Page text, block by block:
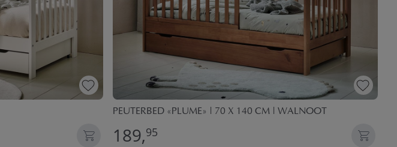
PEUTERBED «PLUME» | 70 X 140 CM | WALNOOT
189,95